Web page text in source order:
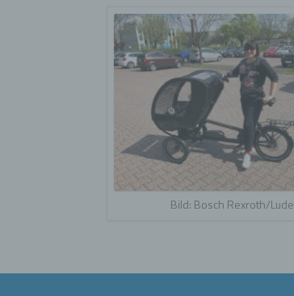
Bild: Bosch Rexroth/Lude